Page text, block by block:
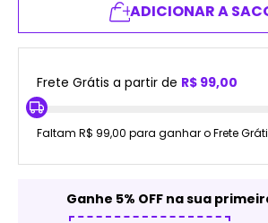
ADICIONAR A
Frete Grátis a partir de R$ 99,00
Faltam R$ 99,00 para ganhar o Frete
Ganhe 5% OFF na sua